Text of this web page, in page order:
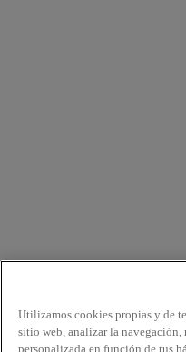
Utilizamos cookies propias y de
sitio web, analizar la
personalizada en función de tus